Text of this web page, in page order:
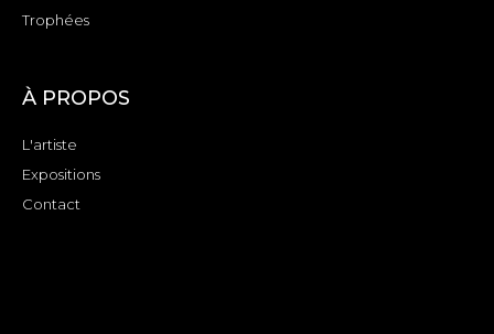
Trophées
À PROPOS
L'artiste
Expositions
Contact